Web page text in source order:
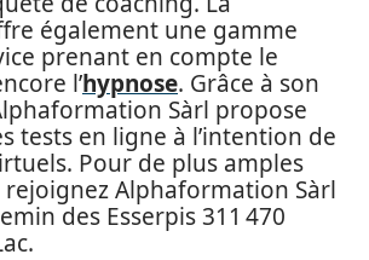
également une gamme
prenant en compte le
l’hypnose. Grâce à son
Sàrl propose
tests en ligne à l’intention de
Pour de plus amples
Alphaformation Sàrl
des Esserpis 311 470